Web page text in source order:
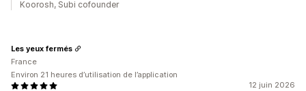
Koorosh, Subi cofounder
12 juin 2026
Les yeux fermés
France
Environ 21 heures d’utilisation de l’application